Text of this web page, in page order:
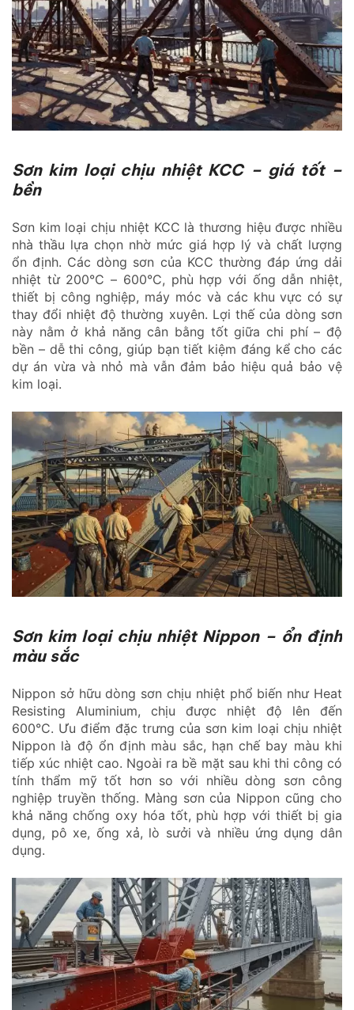
Sơn kim loại chịu nhiệt KCC – giá tốt –
bền
Sơn kim loại chịu nhiệt KCC là thương hiệu được nhiều
nhà thầu lựa chọn nhờ mức giá hợp lý và chất lượng
ổn định. Các dòng sơn của KCC thường đáp ứng dải
nhiệt từ 200°C – 600°C, phù hợp với ống dẫn nhiệt,
thiết bị công nghiệp, máy móc và các khu vực có sự
thay đổi nhiệt độ thường xuyên. Lợi thế của dòng sơn
này nằm ở khả năng cân bằng tốt giữa chi phí – độ
bền – dễ thi công, giúp bạn tiết kiệm đáng kể cho các
dự án vừa và nhỏ mà vẫn đảm bảo hiệu quả bảo vệ
kim loại.
Sơn kim loại chịu nhiệt Nippon – ổn định
màu sắc
Nippon sở hữu dòng sơn chịu nhiệt phổ biến như Heat
Resisting Aluminium, chịu được nhiệt độ lên đến
600°C. Ưu điểm đặc trưng của sơn kim loại chịu nhiệt
Nippon là độ ổn định màu sắc, hạn chế bay màu khi
tiếp xúc nhiệt cao. Ngoài ra bề mặt sau khi thi công có
tính thẩm mỹ tốt hơn so với nhiều dòng sơn công
nghiệp truyền thống. Màng sơn của Nippon cũng cho
khả năng chống oxy hóa tốt, phù hợp với thiết bị gia
dụng, pô xe, ống xả, lò sưởi và nhiều ứng dụng dân
dụng.